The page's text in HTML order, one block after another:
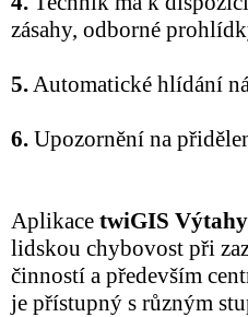
zásahy, odborné
5.Automatické hlídání
6. Upozornění na
Aplikace twiGIS Výtahy
lidskou chybovost při
činností a především
je přístupný s různým